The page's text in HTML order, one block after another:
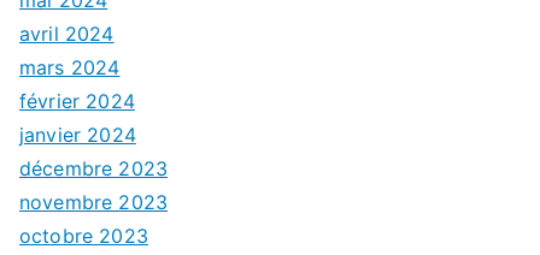
avril 2024
mars 2024
février 2024
janvier 2024
décembre 2023
novembre 2023
octobre 2023